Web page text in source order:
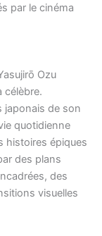
par le cinéma
Ozu
célèbre.
japonais de son
quotidienne
histoires épiques
des plans
des
visuelles